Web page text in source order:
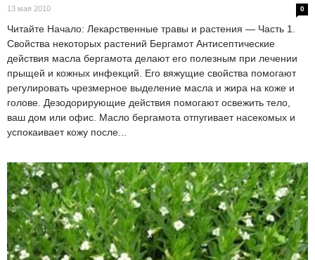
13 мая 2010 0
Читайте Начало: Лекарственные травы и растения — Часть 1.
Свойства некоторых растений Бергамот Антисептические
действия масла бергамота делают его полезным при лечении
прыщей и кожных инфекций. Его вяжущие свойства помогают
регулировать чрезмерное выделение масла и жира на коже и
голове. Дезодорирующие действия помогают освежить тело,
ваш дом или офис. Масло бергамота отпугивает насекомых и
успокаивает кожу после...